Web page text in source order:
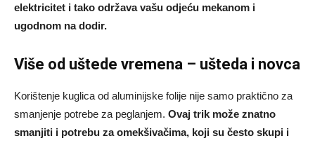
elektricitet i tako održava vašu odjeću mekanom i
ugodnom na dodir.
Više od uštede vremena – ušteda i novca
Korištenje kuglica od aluminijske folije nije samo praktično za
smanjenje potrebe za peglanjem. Ovaj trik može znatno
smanjiti i potrebu za omekšivačima, koji su često skupi i